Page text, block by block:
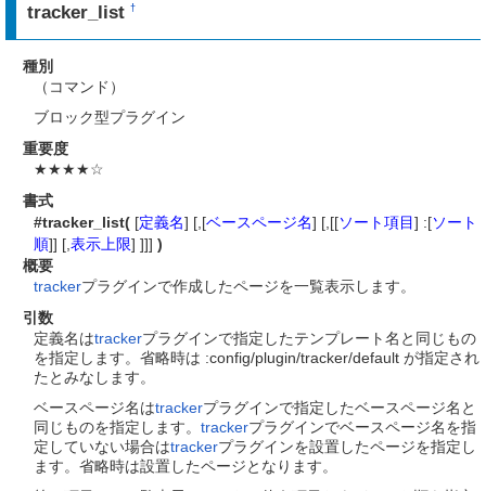
tracker_list†
種別
（コマンド）
ブロック型プラグイン
重要度
★★★★☆
書式
#tracker_list( [定義名] [,[ベースページ名] [,[[ソート項目] :[ソート
順]] [,表示上限] ]]] )
概要
trackerプラグインで作成したページを一覧表示します。
引数
定義名はtrackerプラグインで指定したテンプレート名と同じもの
を指定します。省略時は :config/plugin/tracker/default が指定され
たとみなします。
ベースページ名はtrackerプラグインで指定したベースページ名と
同じものを指定します。 trackerプラグインでベースページ名を指
定していない場合はtrackerプラグインを設置したページを指定し
ます。省略時は設置したページとなります。